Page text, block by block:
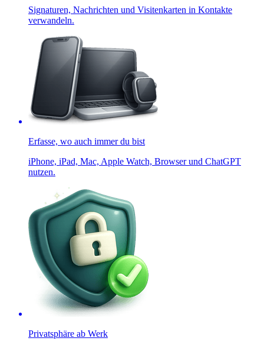
Signaturen, Nachrichten und Visitenkarten in Kontakte
verwandeln.
Erfasse, wo auch immer du bist
iPhone, iPad, Mac, Apple Watch, Browser und ChatGPT
nutzen.
Privatsphäre ab Werk